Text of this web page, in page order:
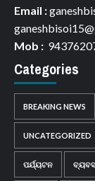
Email :
Mob :
Categories
BREAKING NEWS
UNCATEGORIZED
ପର୍ଯ୍ୟଟନ